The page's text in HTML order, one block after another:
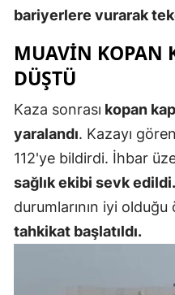
bariyerlere vurarak
MUAVIN KOPAN
DÜŞTÜ
Kaza sonrası kopan
yaralandı. Kazayı
112'ye bildirdi. İhbar
sağlık ekibi sevk edildi.
durumlarının iyi olduğu
tahkikat başlatıldı.